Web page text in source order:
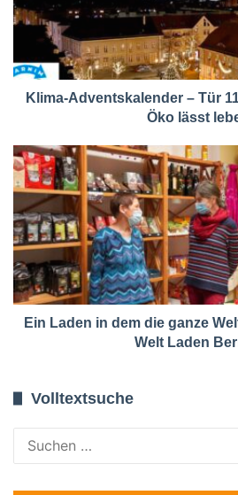
Klima-Adventskalender – Tür
Öko lässt
Ein Laden in dem die ganze
Welt Laden
Volltextsuche